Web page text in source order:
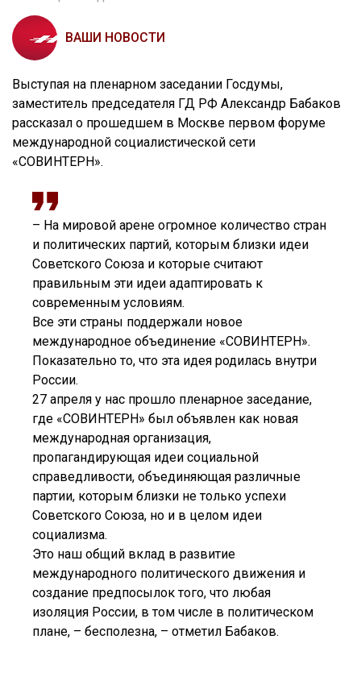
ВАШИ НОВОСТИ
Выступая на пленарном заседании Госдумы,
заместитель председателя ГД РФ Александр Бабаков
рассказал о прошедшем в Москве первом форуме
международной социалистической сети
«СОВИНТЕРН».
– На мировой арене огромное количество стран
и политических партий, которым близки идеи
Советского Союза и которые считают
правильным эти идеи адаптировать к
современным условиям.
Все эти страны поддержали новое
международное объединение «СОВИНТЕРН».
Показательно то, что эта идея родилась внутри
России.
27 апреля у нас прошло пленарное заседание,
где «СОВИНТЕРН» был объявлен как новая
международная организация,
пропагандирующая идеи социальной
справедливости, объединяющая различные
партии, которым близки не только успехи
Советского Союза, но и в целом идеи
социализма.
Это наш общий вклад в развитие
международного политического движения и
создание предпосылок того, что любая
изоляция России, в том числе в политическом
плане, – бесполезна, – отметил Бабаков.